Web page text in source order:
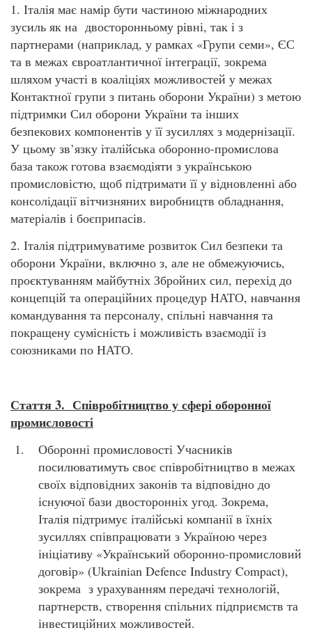
1. Італія має намір бути частиною міжнародних
зусиль як на двосторонньому рівні, так і з
партнерами (наприклад, у рамках «Групи семи», ЄС
та в межах євроатлантичної інтеграції, зокрема
шляхом участі в коаліціях можливостей у межах
Контактної групи з питань оборони України) з метою
підтримки Сил оборони України та інших
безпекових компонентів у її зусиллях з модернізації.
У цьому зв’язку італійська оборонно-промислова
база також готова взаємодіяти з українською
промисловістю, щоб підтримати її у відновленні або
консолідації вітчизняних виробництв обладнання,
матеріалів і боєприпасів.
2. Італія підтримуватиме розвиток Сил безпеки та
оборони України, включно з, але не обмежуючись,
проєктуванням майбутніх Збройних сил, перехід до
концепцій та операційних процедур НАТО, навчання
командування та персоналу, спільні навчання та
покращену сумісність і можливість взаємодії із
союзниками по НАТО.
Стаття 3. Співробітництво у сфері оборонної
промисловості
Оборонні промисловості Учасників
посилюватимуть своє співробітництво в межах
своїх відповідних законів та відповідно до
існуючої бази двосторонніх угод. Зокрема,
Італія підтримує італійські компанії в їхніх
зусиллях співпрацювати з Україною через
ініціативу «Український оборонно-промисловий
договір» (Ukrainian Defence Industry Compact),
зокрема з урахуванням передачі технологій,
партнерств, створення спільних підприємств та
інвестиційних можливостей.